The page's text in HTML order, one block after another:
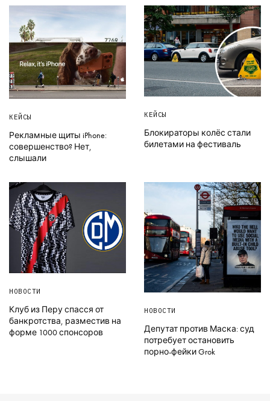
КЕЙСЫ
Рекламные щиты iPhone:
совершенство? Нет,
слышали
КЕЙСЫ
Блокираторы колёс стали
билетами на фестиваль
НОВОСТИ
Клуб из Перу спасся от
банкротства, разместив на
форме 1000 спонсоров
НОВОСТИ
Депутат против Маска: суд
потребует остановить
порно-фейки Grok